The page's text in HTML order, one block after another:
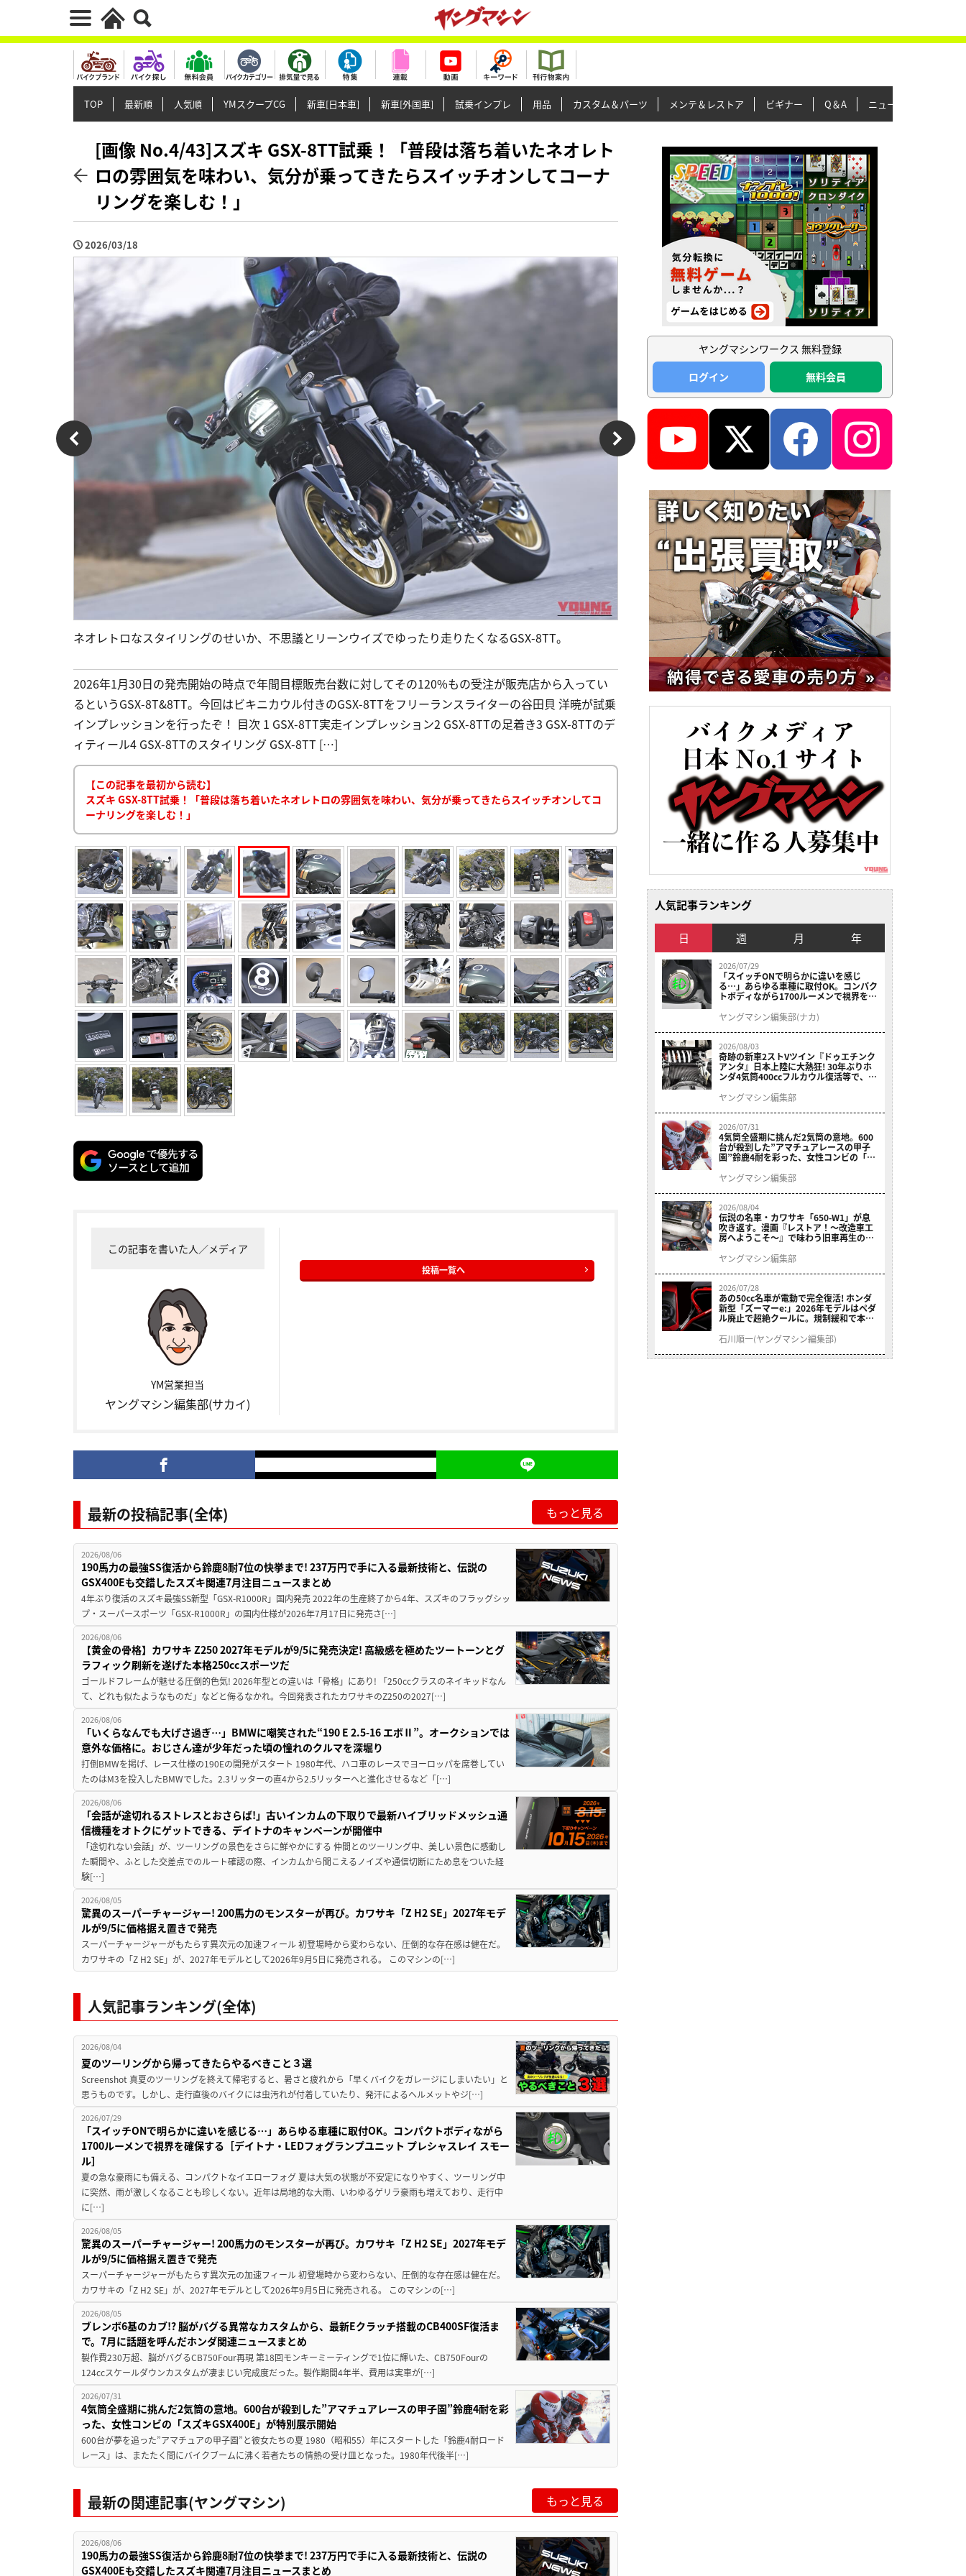
TOP 最新順 人気順 YMスクープCG 新車[日本車] 新車[外国車] 試乗インプレ 用品 カスタム＆パーツ メンテ＆レストア ビギナー Q＆A ニュース＆トピックス
[画像 No.4/43]スズキ GSX-8TT試乗！「普段は落ち着いたネオレト
ロの雰囲気を味わい、気分が乗ってきたらスイッチオンしてコーナ
リングを楽しむ！」
2026/03/18
ネオレトロなスタイリングのせいか、不思議とリーンウイズでゆったり走りたくなるGSX-8TT。
2026年1月30日の発売開始の時点で年間目標販売台数に対してその120%もの受注が販売店から入ってい
るというGSX-8T&8TT。今回はビキニカウル付きのGSX-8TTをフリーランスライターの谷田貝 洋暁が試乗
インプレッションを行ったぞ！ 目次 1 GSX-8TT実走インプレッション2 GSX-8TTの足着き3 GSX-8TTのデ
ィティール4 GSX-8TTのスタイリング GSX-8TT […]
【この記事を最初から読む】
スズキ GSX-8TT試乗！「普段は落ち着いたネオレトロの雰囲気を味わい、気分が乗ってきたらスイッチオンしてコ
ーナリングを楽しむ！」
この記事を書いた人／メディア
YM営業担当
ヤングマシン編集部(サカイ)
投稿一覧へ
最新の投稿記事(全体) もっと見る
2026/08/06
190馬力の最強SS復活から鈴鹿8耐7位の快挙まで! 237万円で手に入る最新技術と、伝説の
GSX400Eも交錯したスズキ関連7月注目ニュースまとめ
4年ぶり復活のスズキ最強SS新型「GSX-R1000R」国内発売 2022年の生産終了から4年、スズキのフラッグシッ
プ・スーパースポーツ「GSX-R1000R」の国内仕様が2026年7月17日に発売さ[…]
2026/08/06
【黄金の骨格】カワサキ Z250 2027年モデルが9/5に発売決定! 高級感を極めたツートーンとグ
ラフィック刷新を遂げた本格250ccスポーツだ
ゴールドフレームが魅せる圧倒的色気! 2026年型との違いは「骨格」にあり! 「250ccクラスのネイキッドなん
て、どれも似たようなものだ」などと侮るなかれ。今回発表されたカワサキのZ250の2027[…]
2026/08/06
「いくらなんでも大げさ過ぎ…」BMWに嘲笑された“190 E 2.5-16 エボⅡ”。オークションでは
意外な価格に。おじさん達が少年だった頃の憧れのクルマを深堀り
打倒BMWを掲げ、レース仕様の190Eの開発がスタート 1980年代、ハコ車のレースでヨーロッパを席巻してい
たのはM3を投入したBMWでした。2.3リッターの直4から2.5リッターへと進化させるなど「[…]
2026/08/06
「会話が途切れるストレスとおさらば!」古いインカムの下取りで最新ハイブリッドメッシュ通
信機種をオトクにゲットできる、デイトナのキャンペーンが開催中
「途切れない会話」が、ツーリングの景色をさらに鮮やかにする 仲間とのツーリング中、美しい景色に感動し
た瞬間や、ふとした交差点でのルート確認の際、インカムから聞こえるノイズや通信切断にため息をついた経
験[…]
2026/08/05
驚異のスーパーチャージャー! 200馬力のモンスターが再び。カワサキ「Z H2 SE」2027年モデ
ルが9/5に価格据え置きで発売
スーパーチャージャーがもたらす異次元の加速フィール 初登場時から変わらない、圧倒的な存在感は健在だ。
カワサキの「Z H2 SE」が、2027年モデルとして2026年9月5日に発売される。 このマシンの[…]
人気記事ランキング(全体)
2026/08/04
夏のツーリングから帰ってきたらやるべきこと３選
Screenshot 真夏のツーリングを終えて帰宅すると、暑さと疲れから「早くバイクをガレージにしまいたい」と
思うものです。しかし、走行直後のバイクには虫汚れが付着していたり、発汗によるヘルメットやジ[…]
2026/07/29
「スイッチONで明らかに違いを感じる…」あらゆる車種に取付OK。コンパクトボディながら
1700ルーメンで視界を確保する［デイトナ・LEDフォグランプユニット プレシャスレイ スモー
ル］
夏の急な豪雨にも備える、コンパクトなイエローフォグ 夏は大気の状態が不安定になりやすく、ツーリング中
に突然、雨が激しくなることも珍しくない。近年は局地的な大雨、いわゆるゲリラ豪雨も増えており、走行中
に[…]
2026/08/05
驚異のスーパーチャージャー! 200馬力のモンスターが再び。カワサキ「Z H2 SE」2027年モデ
ルが9/5に価格据え置きで発売
スーパーチャージャーがもたらす異次元の加速フィール 初登場時から変わらない、圧倒的な存在感は健在だ。
カワサキの「Z H2 SE」が、2027年モデルとして2026年9月5日に発売される。 このマシンの[…]
2026/08/05
ブレンボ6基のカブ!? 脳がバグる異常なカスタムから、最新Eクラッチ搭載のCB400SF復活ま
で。7月に話題を呼んだホンダ関連ニュースまとめ
製作費230万超、脳がバグるCB750Four再現 第18回モンキーミーティングで1位に輝いた、CB750Fourの
124ccスケールダウンカスタムが凄まじい完成度だった。製作期間4年半、費用は実車が[…]
2026/07/31
4気筒全盛期に挑んだ2気筒の意地。600台が殺到した”アマチュアレースの甲子園”鈴鹿4耐を彩
った、女性コンビの「スズキGSX400E」が特別展示開始
600台が夢を追った”アマチュアの甲子園”と彼女たちの夏 1980（昭和55）年にスタートした「鈴鹿4耐ロード
レース」は、またたく間にバイクブームに沸く若者たちの情熱の受け皿となった。1980年代後半[…]
最新の関連記事(ヤングマシン) もっと見る
2026/08/06
190馬力の最強SS復活から鈴鹿8耐7位の快挙まで! 237万円で手に入る最新技術と、伝説の
GSX400Eも交錯したスズキ関連7月注目ニュースまとめ
ヤングマシンワークス 無料登録
ログイン
無料会員
人気記事ランキング
日 週 月 年
2026/07/29
「スイッチONで明らかに違いを感じ
る…」あらゆる車種に取付OK。コンパク
トボディながら1700ルーメンで視界を確
ニット プレシャスレイ スモール］
ヤングマシン編集部(ナカ)
2026/08/03
奇跡の新車2ストVツイン『ドゥエチンク
アンタ』日本上陸に大熱狂! 30年ぶりホ
ンダ4気筒400ccフルカウル復活等で、ロ
ニュース振り返り】
ヤングマシン編集部
2026/07/31
4気筒全盛期に挑んだ2気筒の意地。600
台が殺到した”アマチュアレースの甲子
園”鈴鹿4耐を彩った、女性コンビの「ス
ヤングマシン編集部
2026/08/04
伝説の名車・カワサキ「650-W1」が息
吹き返す。漫画『レストア！～改造車工
房へようこそ～』で味わう旧車再生のロ
ヤングマシン編集部
2026/07/28
あの50cc名車が電動で完全復活! ホンダ
新型「ズーマーe:」2026年モデルはペダ
ル廃止で超絶クールに。規制緩和で本来
石川順一(ヤングマシン編集部)